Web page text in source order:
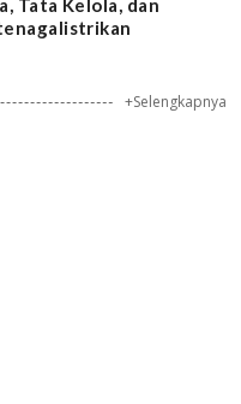
Tata Kelola, dan
+Selengkapnya